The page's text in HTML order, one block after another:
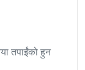
तपाईंको हुन